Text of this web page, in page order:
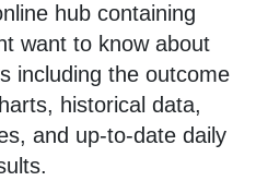
hub containing
want to know about
including the outcome
historical data,
and up-to-date daily